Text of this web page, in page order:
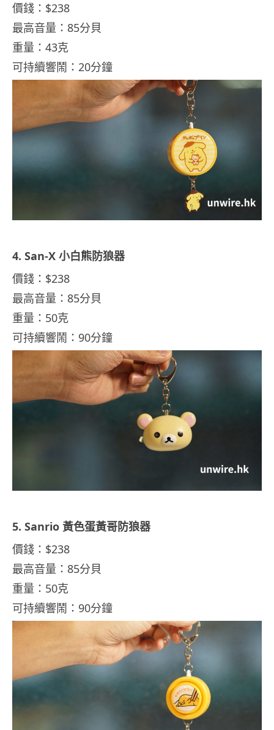
價錢：$238
最高音量：85分貝
重量：43克
可持續響鬧：20分鐘
4. San-X 小白熊防狼器
價錢：$238
最高音量：85分貝
重量：50克
可持續響鬧：90分鐘
5. Sanrio 黃色蛋黃哥防狼器
價錢：$238
最高音量：85分貝
重量：50克
可持續響鬧：90分鐘